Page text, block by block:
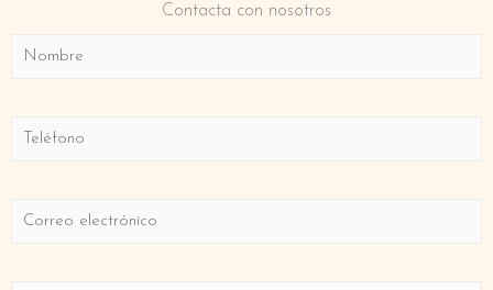
Contacta con nosotros
Nom
Telèfon
Correu